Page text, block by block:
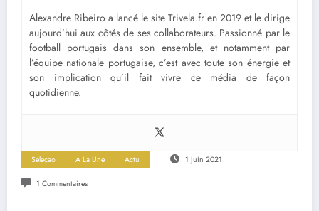
Alexandre Ribeiro a lancé le site Trivela.fr en 2019 et le dirige
aujourd’hui aux côtés de ses collaborateurs. Passionné par le
football portugais dans son ensemble, et notamment par
l’équipe nationale portugaise, c’est avec toute son énergie et
son implication qu’il fait vivre ce média de façon
quotidienne.
Seleçao A La Une Actu 1 Juin 2021
1 Commentaires